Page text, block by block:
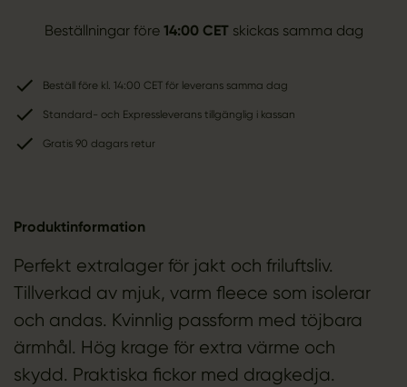
Beställningar före 14:00 CETskickas samma dag
Beställ före kl. 14:00 CET för leverans samma dag
Standard- och Expressleverans tillgänglig i kassan
Gratis 90 dagars retur
Produktinformation
Perfekt extralager för jakt och friluftsliv.
Tillverkad av mjuk, varm fleece som isolerar
och andas. Kvinnlig passform med töjbara
ärmhål. Hög krage för extra värme och
skydd. Praktiska fickor med dragkedja.